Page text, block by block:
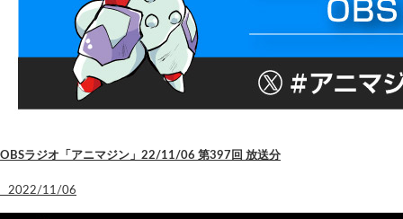
OBSラジオ「アニマジン」22/11/06 第397回 放送分
2022/11/06